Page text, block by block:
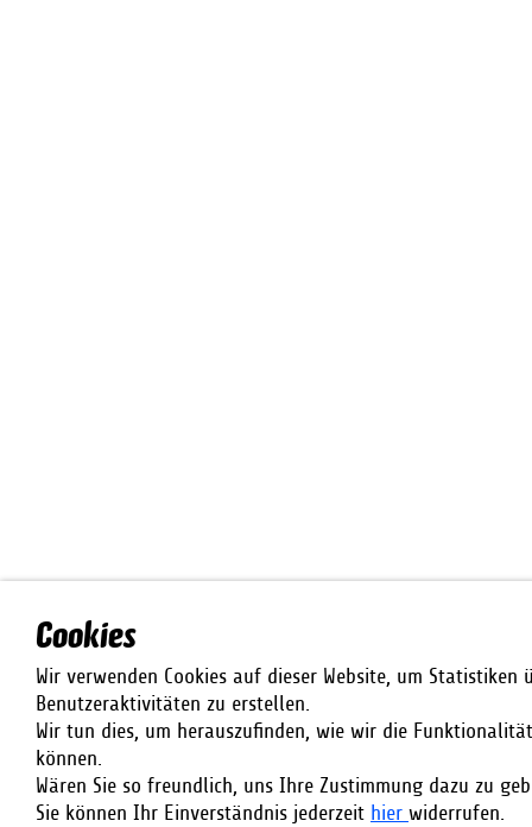
Cookies
Wir verwenden Cookies auf dieser Website, um Statistiken
Benutzeraktivitäten zu erstellen.
Wir tun dies, um herauszufinden, wie wir die
können.
Wären Sie so freundlich, uns Ihre Zustimmung dazu zu
Sie können Ihr Einverständnis jederzeit hier widerrufen.